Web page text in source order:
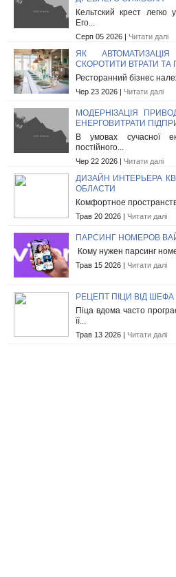
Кельтский крест легко
Его...
Серп 05 2026 | Читати далі
ЯК
СКОРОТИТИ ВТРАТИ
Ресторанний бізнес
Чер 23 2026 | Читати далі
МОДЕРНІЗАЦІЯ
ЕНЕРГОВИТРАТИ
В умовах сучасної
постійного...
Чер 22 2026 | Читати далі
ДИЗАЙН ИНТЕРЬЕРА
ОБЛАСТИ
Комфортное
Трав 20 2026 | Читати далі
ПАРСИНГ НОМЕРОВ
Кому нужен парсинг
Трав 15 2026 | Читати далі
РЕЦЕПТ ПІЦИ ВІД
Піца вдома часто
її...
Трав 13 2026 | Читати далі